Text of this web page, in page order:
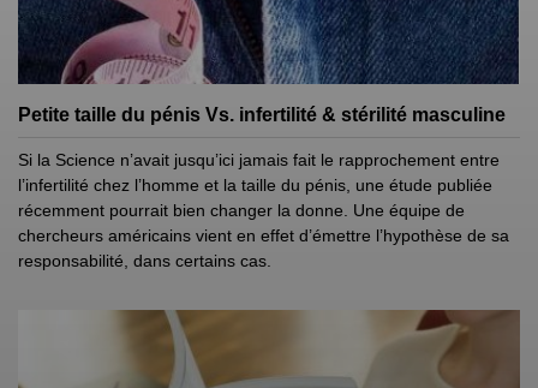
Petite taille du pénis Vs. infertilité & stérilité masculine
Si la Science n’avait jusqu’ici jamais fait le rapprochement entre
l’infertilité chez l’homme et la taille du pénis, une étude publiée
récemment pourrait bien changer la donne. Une équipe de
chercheurs américains vient en effet d’émettre l’hypothèse de sa
responsabilité, dans certains cas.